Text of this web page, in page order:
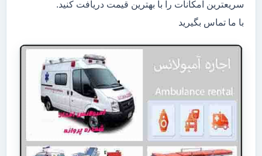
سریعترین امکانات را با بهترین قیمت دریافت کنید.
با ما تماس بگیرید